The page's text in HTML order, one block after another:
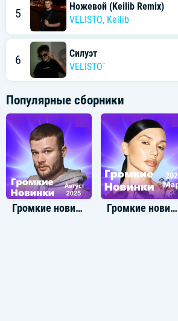
5
Ножевой (Keilib Remix)
VELISTO, Keilib
6
Силуэт
VELISTO`
Популярные сборники
Громкие новинки: Август 2025 Громкие новинки: Март 2025